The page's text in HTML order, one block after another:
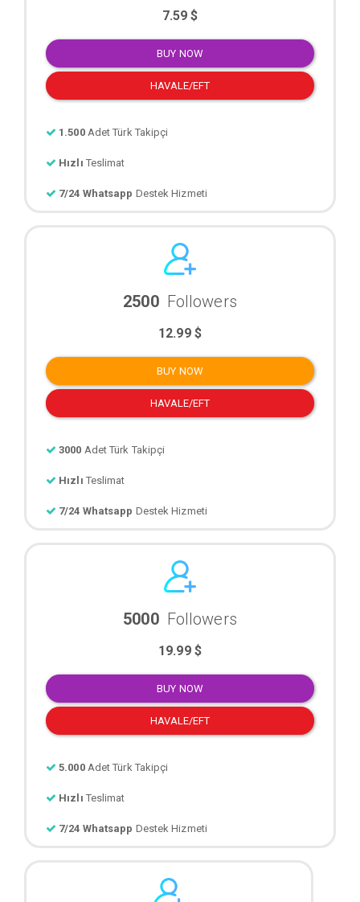
7.59 $
BUY NOW
HAVALE/EFT
1.500 Adet Türk Takipçi
Hızlı Teslimat
7/24 Whatsapp Destek Hizmeti
2500 Followers
12.99 $
BUY NOW
HAVALE/EFT
3000 Adet Türk Takipçi
Hızlı Teslimat
7/24 Whatsapp Destek Hizmeti
5000 Followers
19.99 $
BUY NOW
HAVALE/EFT
5.000 Adet Türk Takipçi
Hızlı Teslimat
7/24 Whatsapp Destek Hizmeti